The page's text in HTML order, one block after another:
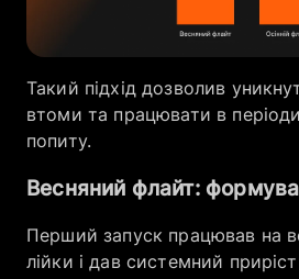
Такий підхід дозволив
втоми та працювати в
попиту.
Весняний флайт:
Перший запуск працював на
лійки і дав системний